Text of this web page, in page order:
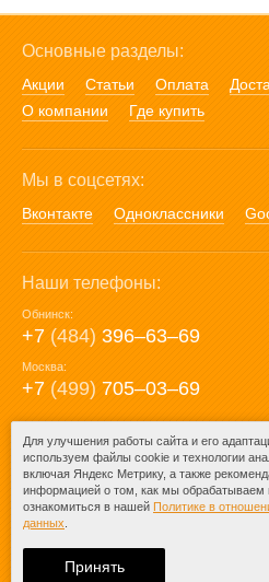
Основные разделы:
Акции Статьи Оплата
О компании
Где купить
Мы в соцсетях:
Вконтакте Одноклассники
Наши телефоны:
Обнинск:
+7 (484) 396‒63‒69
Москва:
+7 (499) 705‒03‒69
E-mail:
mail@posuda40.ru
При любом копировании информации
ссылка на
Для улучшения работы сайта и его
используем файлы cookie и технологии
включая Яндекс Метрику, а также
информацией о том, как мы
ознакомиться в нашей Политике в
данных
Принять